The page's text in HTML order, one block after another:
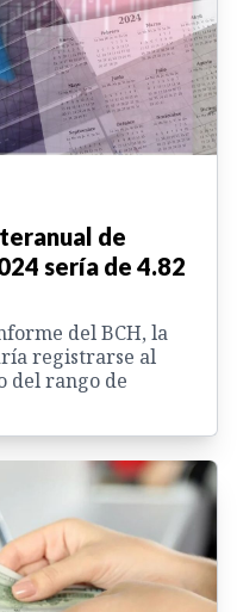
de
sería de 4.82
del BCH, la
registrarse al
del rango de